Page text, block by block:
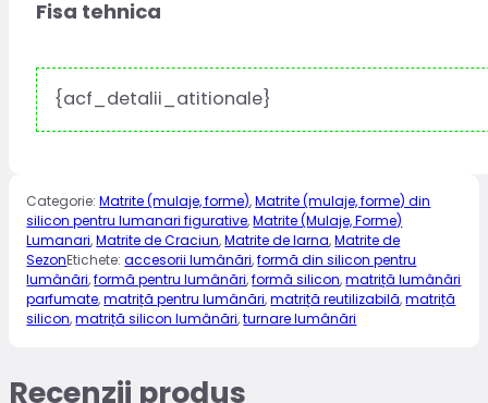
Fisa tehnica
{acf_detalii_atitionale}
Categorie:Matrite (mulaje, forme),Matrite (mulaje, forme) din
silicon pentru lumanari figurative,Matrite (Mulaje, Forme)
Lumanari,Matrite de Craciun,Matrite de Iarna,Matrite de
SezonEtichete:accesorii lumânări,formă din silicon pentru
lumânări,formă pentru lumânări,formă silicon,matriță lumânări
parfumate,matriță pentru lumânări,matriță reutilizabilă,matriță
silicon,matriță silicon lumânări,turnare lumânări
Recenzii produs